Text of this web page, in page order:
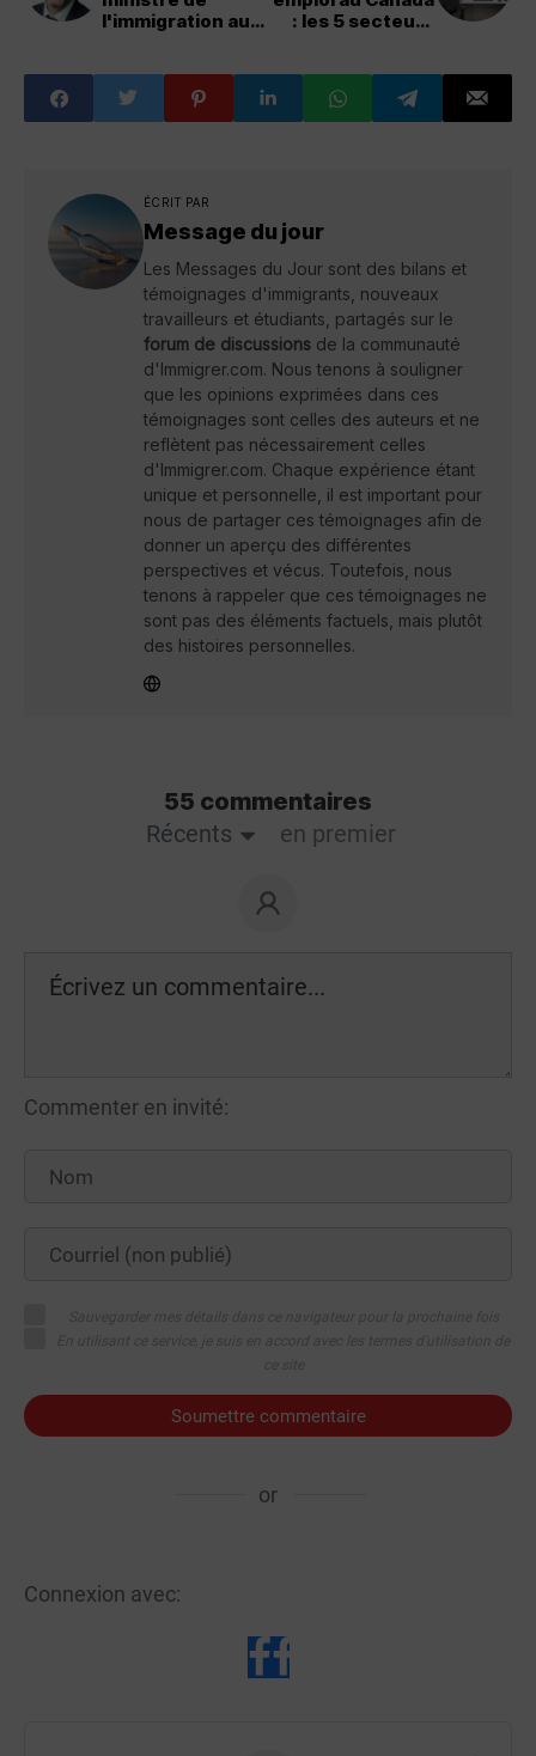
l'immigration au
: les 5 secteurs
ÉCRIT PAR
Message du jour
Les Messages du Jour sont des bilans et
témoignages d'immigrants, nouveaux
travailleurs et étudiants, partagés sur le
forum de discussions de la communauté
d'Immigrer.com. Nous tenons à souligner
que les opinions exprimées dans ces
témoignages sont celles des auteurs et ne
reflètent pas nécessairement celles
d'Immigrer.com. Chaque expérience étant
unique et personnelle, il est important pour
nous de partager ces témoignages afin de
donner un aperçu des différentes
perspectives et vécus. Toutefois, nous
tenons à rappeler que ces témoignages ne
sont pas des éléments factuels, mais plutôt
des histoires personnelles.
55 commentaires
Récents
en premier
Commenter en invité:
Soumettre commentaire
or
Connexion avec: